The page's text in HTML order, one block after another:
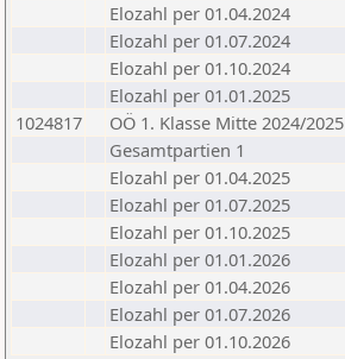
Elozahl per 01.04.2024
Elozahl per 01.07.2024
Elozahl per 01.10.2024
Elozahl per 01.01.2025
1024817
OÖ 1. Klasse Mitte 2024/2025
Gesamtpartien 1
Elozahl per 01.04.2025
Elozahl per 01.07.2025
Elozahl per 01.10.2025
Elozahl per 01.01.2026
Elozahl per 01.04.2026
Elozahl per 01.07.2026
Elozahl per 01.10.2026